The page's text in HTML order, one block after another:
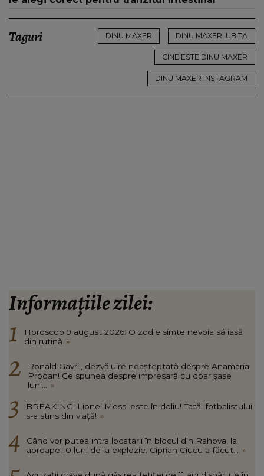
Taguri DINU MAXER DINU MAXER IUBITA
CINE ESTE DINU MAXER
DINU MAXER INSTAGRAM
Informațiile zilei:
Horoscop 9 august 2026: O zodie simte nevoia să iasă
din rutină »
Ronald Gavril, dezvăluire neașteptată despre Anamaria
Prodan! Ce spunea despre impresară cu doar șase
luni...
»
BREAKING! Lionel Messi este în doliu! Tatăl fotbalistului
s-a stins din viață! »
Când vor putea intra locatarii în blocul din Rahova, la
aproape 10 luni de la explozie. Ciprian Ciucu a făcut...
»